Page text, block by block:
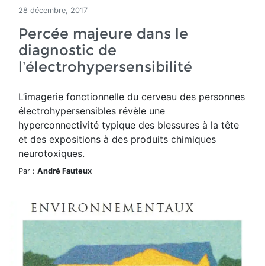
28 décembre, 2017
Percée majeure dans le
diagnostic de
l’électrohypersensibilité
L’imagerie fonctionnelle du cerveau des personnes
électrohypersensibles révèle une
hyperconnectivité typique des blessures à la tête
et des expositions à des produits chimiques
neurotoxiques.
Par : André Fauteux